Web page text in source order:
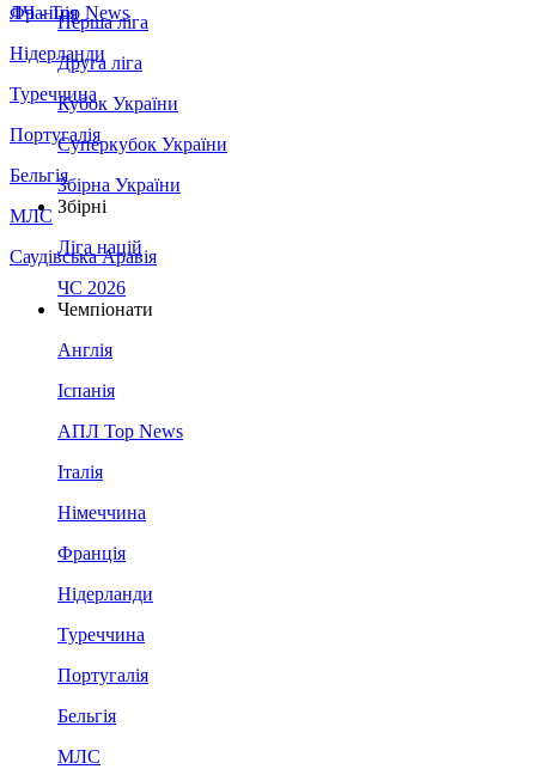
Франція
Нідерланди
Туреччина
Португалія
Бельгія
МЛС
Саудівська Аравія
ЛЧ - Top News
Перша ліга
Друга ліга
Кубок України
Суперкубок України
Збірна України
Збірні
Ліга націй
ЧС 2026
Чемпіонати
Англія
Іспанія
АПЛ Top News
Італія
Німеччина
Франція
Нідерланди
Туреччина
Португалія
Бельгія
МЛС